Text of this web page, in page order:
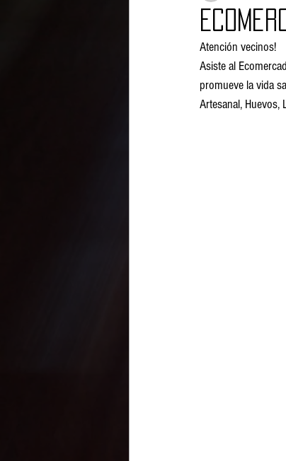
Atención vecinos!
Asiste al
promueve la vida
Artesanal, Huevos,